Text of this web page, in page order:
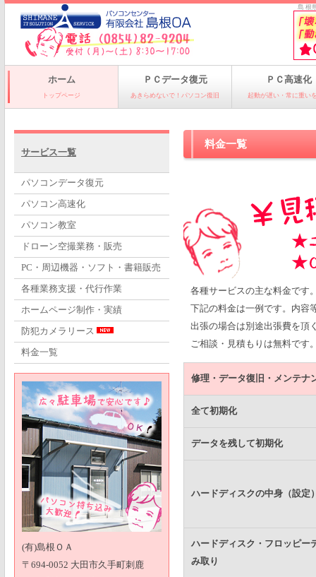
島 根
ホーム
トップページ
ＰＣデータ復元
あきらめないで！パソコン復旧
ＰＣ高速化
起動が遅い・常に重い
料金一覧
各種サービスの主な料金です
下記の料金は一例です。内
出張の場合は別途出張費を頂
ご相談・見積もりは無料で
修理・データ復旧・メンテナ
全て初期化
データを残して初期化
ハードディスクの中身（設定
ハードディスク・フロッピー
み取り
サービス一覧
パソコンデータ復元
パソコン高速化
パソコン教室
ドローン空撮業務・販売
PC・周辺機器・ソフト・書籍販売
各種業務支援・代行作業
ホームページ制作・実績
防犯カメラリース
料金一覧
(有)島根ＯＡ
〒694-0052 大田市久手町刺鹿